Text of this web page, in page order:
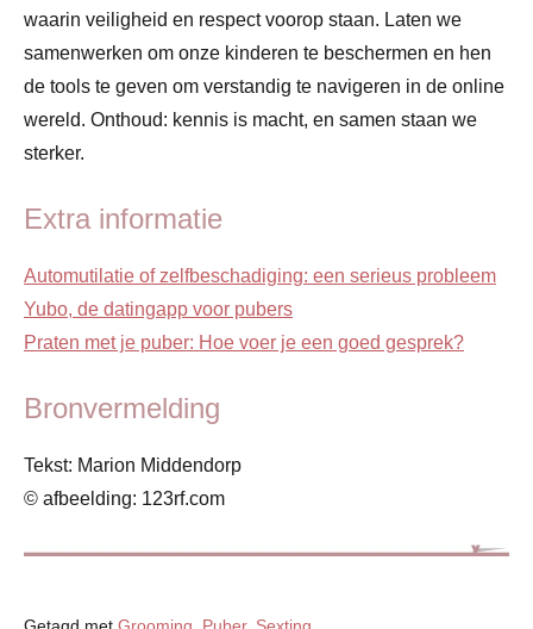
waarin veiligheid en respect voorop staan. Laten we
samenwerken om onze kinderen te beschermen en hen
de tools te geven om verstandig te navigeren in de online
wereld. Onthoud: kennis is macht, en samen staan we
sterker.
Extra informatie
Automutilatie of zelfbeschadiging: een serieus probleem
Yubo, de datingapp voor pubers
Praten met je puber: Hoe voer je een goed gesprek?
Bronvermelding
Tekst: Marion Middendorp
© afbeelding: 123rf.com
Getagd met Grooming Puber, Sexting